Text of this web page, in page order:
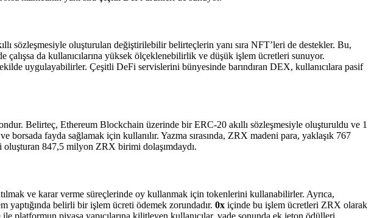
sözleşmesiyle oluşturulan değiştirilebilir belirteçlerin yanı sıra NFT’leri de destekler. Bu,
da kullanıcılarına yüksek ölçeklenebilirlik ve düşük işlem ücretleri sunuyor.
uygulayabilirler. Çeşitli DeFi servislerini bünyesinde barındıran DEX, kullanıcılara pasif
Belirteç, Ethereum Blockchain üzerinde bir ERC-20 akıllı sözleşmesiyle oluşturuldu ve 1
fayda sağlamak için kullanılır. Yazma sırasında, ZRX madeni para, yaklaşık 767
847,5 milyon ZRX birimi dolaşımdaydı.
ve karar verme süreçlerinde oy kullanmak için tokenlerini kullanabilirler. Ayrıca,
yaptığında belirli bir işlem ücreti ödemek zorundadır. 0x içinde bu işlem ücretleri ZRX olarak
platformun piyasa yapıcılarına kilitleyen kullanıcılar, vade sonunda ek jeton ödülleri